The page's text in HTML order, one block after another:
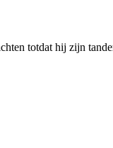
totdat hij zijn